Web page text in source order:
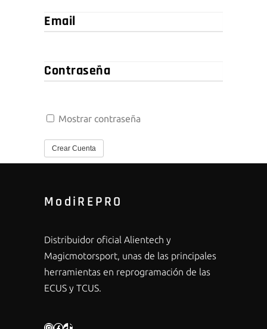
Email
Contraseña
Mostrar contraseña
Crear Cuenta
ModiREPRO
Distribuidor oficial Alientech y
Magicmotorsport, unas de las principales
herramientas en reprogramación de las
ECUS y TCUS.